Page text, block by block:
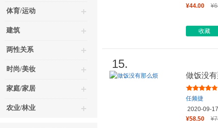
体育/运动
建筑
两性关系
时尚/美妆
家庭/家居
农业/林业
¥44.00
收藏
15.
做饭没
任频捷
2020-09-17
¥58.50